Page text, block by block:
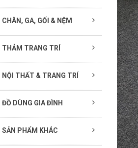
CHĂN, GA, GỐI & NỆM
THẢM TRANG TRÍ
NỘI THẤT & TRANG TRÍ
ĐỒ DÙNG GIA ĐÌNH
SẢN PHẨM KHÁC